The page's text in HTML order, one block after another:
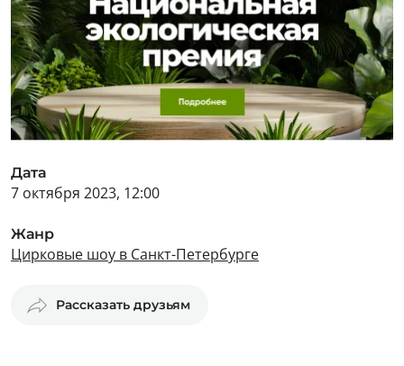
Дата
7 октября 2023, 12:00
Жанр
Цирковые шоу в Санкт-Петербурге
Рассказать друзьям